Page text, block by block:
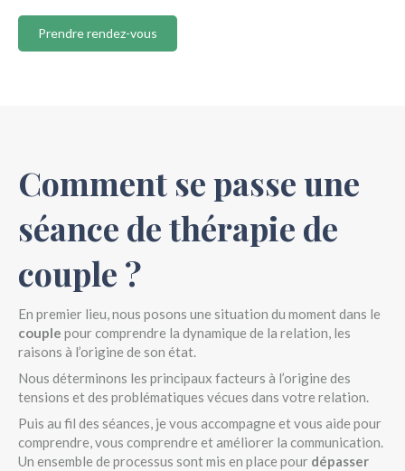
Prendre rendez-vous
Comment se passe une
séance de thérapie de
couple ?
En premier lieu, nous posons une situation du moment dans le
couple pour comprendre la dynamique de la relation, les
raisons à l’origine de son état.
Nous déterminons les principaux facteurs à l’origine des
tensions et des problématiques vécues dans votre relation.
Puis au fil des séances, je vous accompagne et vous aide pour
comprendre, vous comprendre et améliorer la communication.
Un ensemble de processus sont mis en place pour dépasser